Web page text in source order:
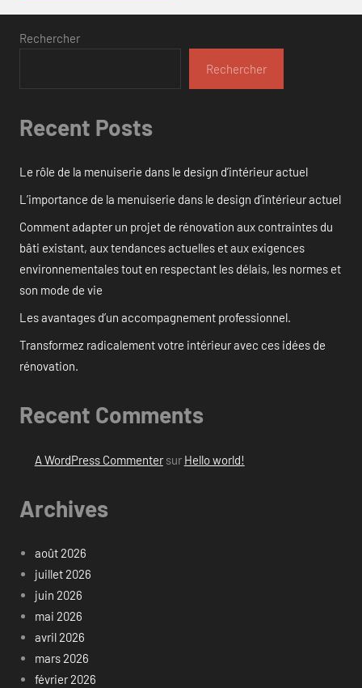
Rechercher
Rechercher
Recent Posts
Le rôle de la menuiserie dans le design d’intérieur actuel
L’importance de la menuiserie dans le design d’intérieur actuel
Comment adapter un projet de rénovation aux contraintes du
bâti existant, aux tendances actuelles et aux exigences
environnementales tout en respectant les délais, les normes et
son mode de vie
Les avantages d’un accompagnement professionnel.
Transformez radicalement votre intérieur avec ces idées de
rénovation.
Recent Comments
A WordPress Commentersur Hello world!
Archives
août 2026
juillet 2026
juin 2026
mai 2026
avril 2026
mars 2026
février 2026